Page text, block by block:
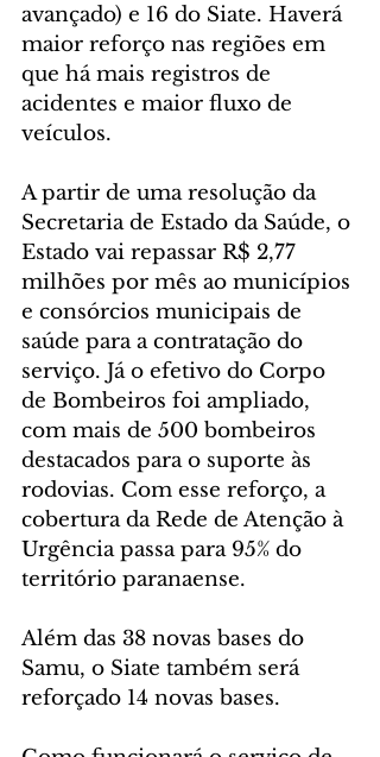
avançado) e 16 do Siate. Haverá
maior reforço nas regiões em
que há mais registros de
acidentes e maior fluxo de
veículos.
A partir de uma resolução da
Secretaria de Estado da Saúde, o
Estado vai repassar R$ 2,77
milhões por mês ao municípios
e consórcios municipais de
saúde para a contratação do
serviço. Já o efetivo do Corpo
de Bombeiros foi ampliado,
com mais de 500 bombeiros
destacados para o suporte às
rodovias. Com esse reforço, a
cobertura da Rede de Atenção à
Urgência passa para 95% do
território paranaense.
Além das 38 novas bases do
Samu, o Siate também será
reforçado 14 novas bases.